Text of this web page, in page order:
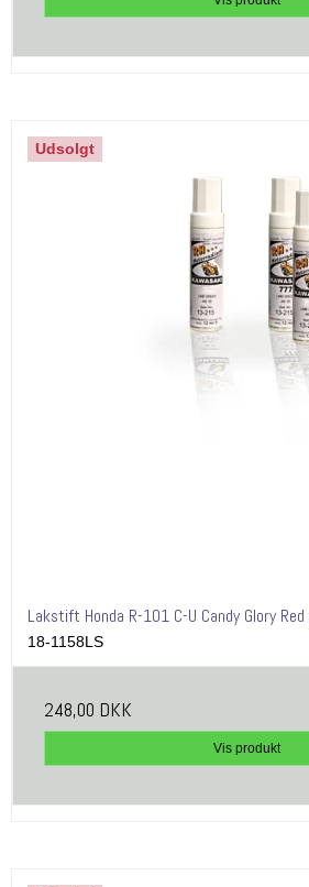
Udsolgt
Lakstift Honda R-101 C-U Candy Glory
18-1158LS
248,00 DKK
Vis produkt